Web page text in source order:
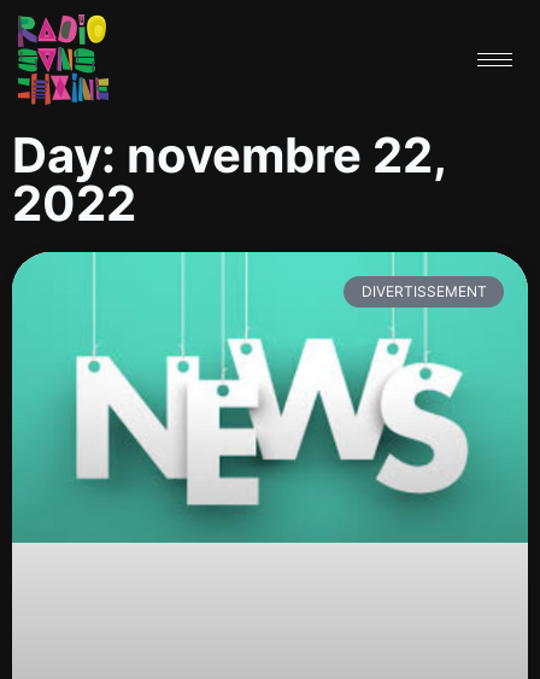
Day: novembre 22,
2022
DIVERTISSEMENT